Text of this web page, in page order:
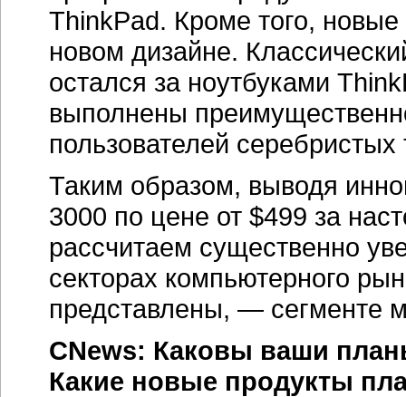
ThinkPad. Кроме того,
новом дизайне.
остался за ноутбуками
выполнены
пользователей серебристых
Таким образом, выводя
3000 по цене от $499 за
рассчитаем существенно
секторах компьютерного
представлены, — сегменте
CNews: Каковы ваши
Какие новые продукты